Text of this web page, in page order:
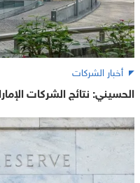
أخبار الشركات
الحسيني: نتائج الشركات